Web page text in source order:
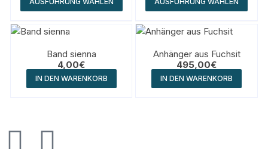
Band sienna
4,00€
IN DEN WARENKORB
Anhänger aus Fuchsit
495,00€
IN DEN WARENKORB